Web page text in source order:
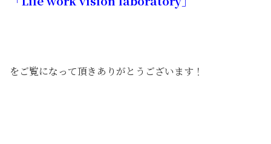
をご覧になって頂きありがとうございます！